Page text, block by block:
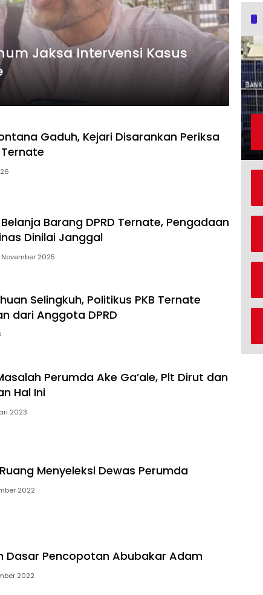
Jaksa Intervensi Kasus
Gaduh, Kejari Disarankan Periksa
Ternate
Barang DPRD Ternate, Pengadaan
Dinilai Janggal
November 2025
Selingkuh, Politikus PKB Ternate
dari Anggota DPRD
Perumda Ake Ga’ale, Plt Dirut dan
Hal Ini
2023
Menyeleksi Dewas Perumda
2022
Dasar Pencopotan Abubakar Adam
2022